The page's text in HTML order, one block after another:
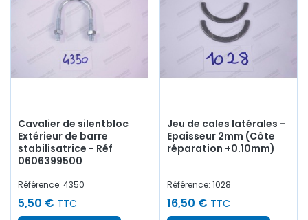
Cavalier de silentbloc
Extérieur de barre
stabilisatrice - Réf
0606399500
Référence: 4350
5,50 € TTC
Jeu de cales latérales -
Epaisseur 2mm (Côte
réparation +0.10mm)
Référence: 1028
16,50 € TTC